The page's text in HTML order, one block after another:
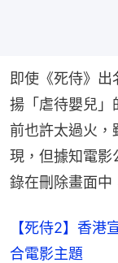
即使《死侍》
揚「虐待嬰兒」
前也許太過火，
現，但據知電影
錄在刪除畫面中
【死侍2】香
合電影主題